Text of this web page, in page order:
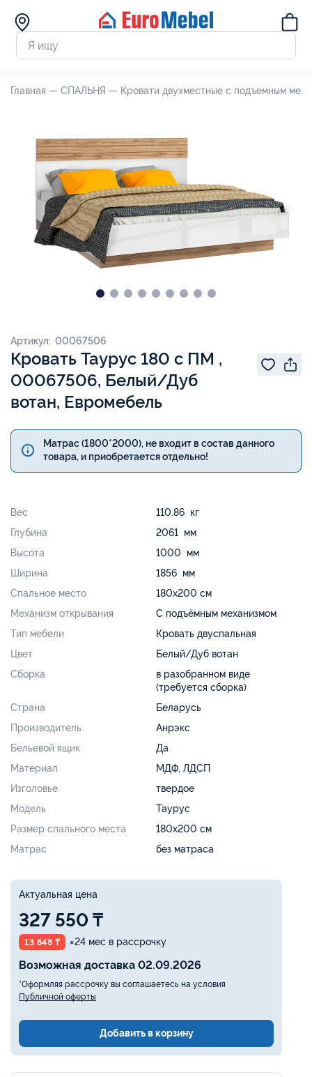
Главная — СПАЛЬНЯ — Кровати двухместные с подъемным
Кровать Таурус 180 с ПМ ,
00067506, Белый/Дуб
вотан, Евромебель
Артикул: 00067506
Матрас (1800*2000), не входит в состав данного
товара, и приобретается отдельно!
Вес
110.86 кг
Глубина
2061 мм
Высота
1000 мм
Ширина
1856 мм
Спальное место
180х200 см
Механизм открывания
С подъёмным механизмом
Тип мебели
Кровать двуспальная
Цвет
Белый/Дуб вотан
Сборка
в разобранном виде
(требуется сборка)
Страна
Беларусь
Производитель
Анрэкс
Бельевой ящик
Да
Материал
МДФ, ЛДСП
Изголовье
твердое
Модель
Таурус
Размер спального места
180х200 см
Матрас
без матраса
Актуальная цена
327 550 ₸
13 648 ₸ ×24 мес в рассрочку
Возможная доставка 02.09.2026
*Оформляя рассрочку вы соглашаетесь на условия
Публичной оферты
Добавить в корзину